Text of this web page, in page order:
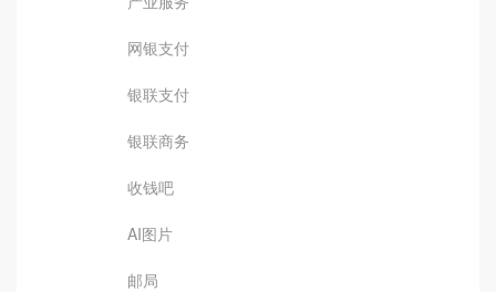
网银支付
银联支付
银联商务
收钱吧
AI图片
邮局